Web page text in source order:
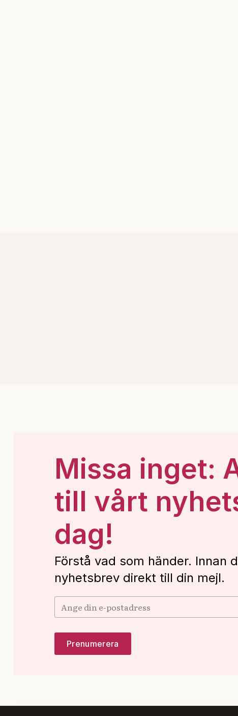
Missa inget:
till vårt
dag!
Förstå vad som händer. Innan
nyhetsbrev direkt till din mejl.